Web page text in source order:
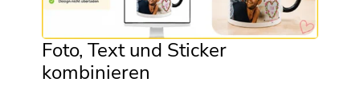
Foto, Text und Sticker
kombinieren